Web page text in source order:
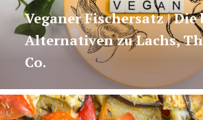
Veganer Fischersatz | Die
Alternativen zu Lachs,
Co.